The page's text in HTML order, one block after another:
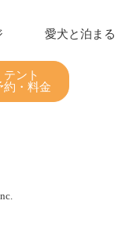
愛犬と泊まる
テント
約・料金